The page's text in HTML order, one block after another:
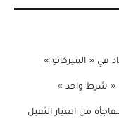
في « الميركاتو »
« شرط واحد »
من العيار الثقيل